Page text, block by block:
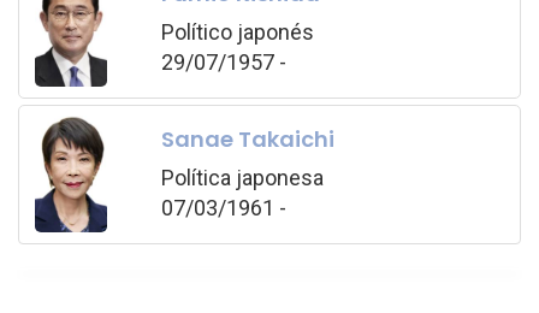
Político japonés
29/07/1957 -
Sanae Takaichi
Política japonesa
07/03/1961 -